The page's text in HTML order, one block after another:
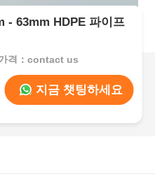
- 63mm HDPE 파이프
격：contact us
지금 챗팅하세요